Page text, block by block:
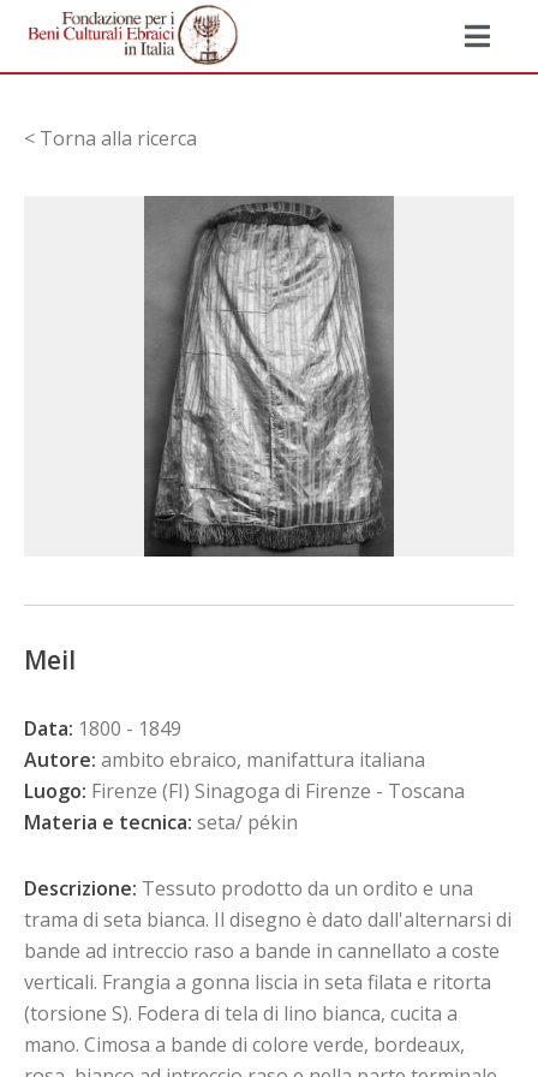
< Torna alla ricerca
Meil
Data: 1800 - 1849
Autore: ambito ebraico, manifattura italiana
Luogo: Firenze (FI) Sinagoga di Firenze - Toscana
Materia e tecnica: seta/ pékin
Descrizione: Tessuto prodotto da un ordito e una
trama di seta bianca. Il disegno è dato dall'alternarsi di
bande ad intreccio raso a bande in cannellato a coste
verticali. Frangia a gonna liscia in seta filata e ritorta
(torsione S). Fodera di tela di lino bianca, cucita a
mano. Cimosa a bande di colore verde, bordeaux,